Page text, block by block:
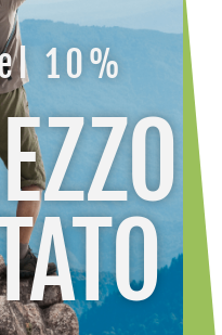
/TREKKING
10%